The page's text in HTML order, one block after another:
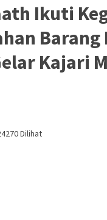
Ikuti
Kajari
270 Dilihat